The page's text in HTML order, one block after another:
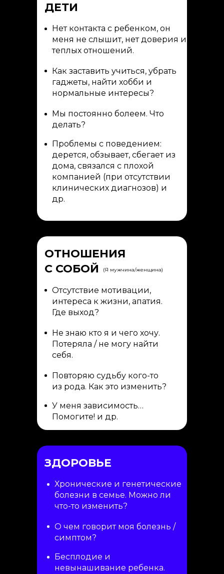
Нет контакта с ребенком, он
меня не слышит, нет доверия и
теплых отношений.
Хронические и генетические
болезни в семье. Можно ли
что-то изменить?
Отсутствие мотивации,
интереса к жизни, апатия.
Где выход?
Как заставить учиться, убрать
гаджеты, найти хобби и
нормальные интересы?
О чем говорит моя болезнь /
симптом?
Не знаю кто я и чего хочу.
Потеряла / не могу найти
себя.
Мы постоянно болеем. Что
делать?
Бесплодие и
невынашивание ребенка.
Повторяю судьбу кого-то
из рода. Как это изменить?
Проблемы с поведением:
дерется, обзывает, сбегает из
дома, связался с плохой
компанией (при отсутствии
клинических диагнозов) и
др.
У меня зависимость…
Помогите! и др.
(Я мужчина/женщина)
ДЕТИ
ЗДОРОВЬЕ
ОТНОШЕНИЯ
С СОБОЙ